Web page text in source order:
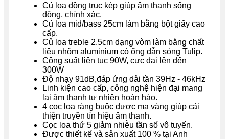
Củ loa đồng trục kép giúp âm thanh sống
động, chính xác.
Củ loa mid/bass 25cm làm bằng bột giấy cao
cấp.
Củ loa treble 2.5cm dạng vòm làm bằng chất
liệu nhôm aluminium có ống dẫn sóng Tulip.
Công suất liên tục 90W, cực đại lên đến
300W
Độ nhạy 91dB,đáp ứng dải tần 39Hz - 46kHz
Linh kiện cao cấp, công nghệ hiện đại mang
lại âm thanh tự nhiên hoàn hảo.
4 cọc loa ràng buộc được mạ vàng giúp cải
thiện truyền tín hiệu âm thanh.
Cọc loa thứ 5 giảm nhiễu tần số vô tuyến.
Được thiết kế và sản xuất 100 % tại Anh